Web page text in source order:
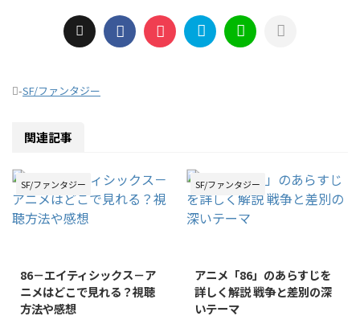
-SF/ファンタジー
関連記事
SF/ファンタジー
86－エイティシックス－ア
ニメはどこで見れる？視聴
方法や感想
SF/ファンタジー
アニメ「86」のあらすじを
詳しく解説 戦争と差別の深
いテーマ